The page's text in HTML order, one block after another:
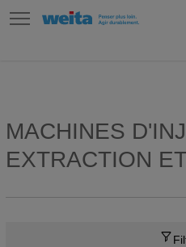
MACHINES
EXTRACTION